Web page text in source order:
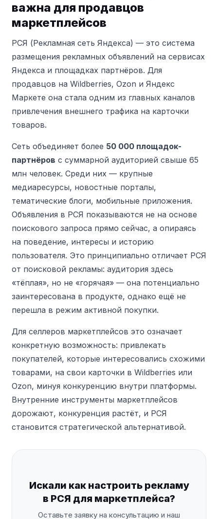
важна для продавцов
маркетплейсов
РСЯ (Рекламная сеть Яндекса) — это система
размещения рекламных объявлений на сервисах
Яндекса и площадках партнёров. Для
продавцов на Wildberries, Ozon и Яндекс
Маркете она стала одним из главных каналов
привлечения внешнего трафика на карточки
товаров.
Сеть объединяет более 50 000 площадок-
партнёров с суммарной аудиторией свыше 65
млн человек. Среди них — крупные
медиаресурсы, новостные порталы,
тематические блоги, мобильные приложения.
Объявления в РСЯ показываются не на основе
поискового запроса прямо сейчас, а опираясь
на поведение, интересы и историю
пользователя. Это принципиально отличает РСЯ
от поисковой рекламы: аудитория здесь
«тёплая», но не «горячая» — она потенциально
заинтересована в продукте, однако ещё не
перешла в режим активной покупки.
Для селлеров маркетплейсов это означает
конкретную возможность: привлекать
покупателей, которые интересовались схожими
товарами, на свои карточки в Wildberries или
Ozon, минуя конкуренцию внутри платформы.
Внутренние инструменты маркетплейсов
дорожают, конкуренция растёт, и РСЯ
становится стратегической альтернативой.
Искали как настроить рекламу
в РСЯ для маркетплейса?
Оставьте заявку на консультацию и наш